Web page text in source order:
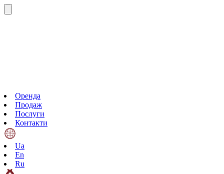
Оренда
Продаж
Послуги
Контакти
Ua
En
Ru